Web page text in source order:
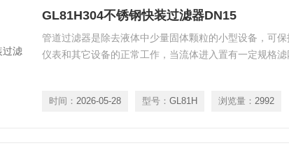
GL81H304不锈钢快装过滤器DN15
管道过滤器是除去液体中少量固体颗粒的小型设备，可保
仪表和其它设备的正常工作，当流体进入置有一定规格
时间： 2026-05-28 型号： GL81H 浏览量： 2992